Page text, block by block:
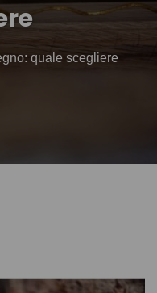
quale scegliere